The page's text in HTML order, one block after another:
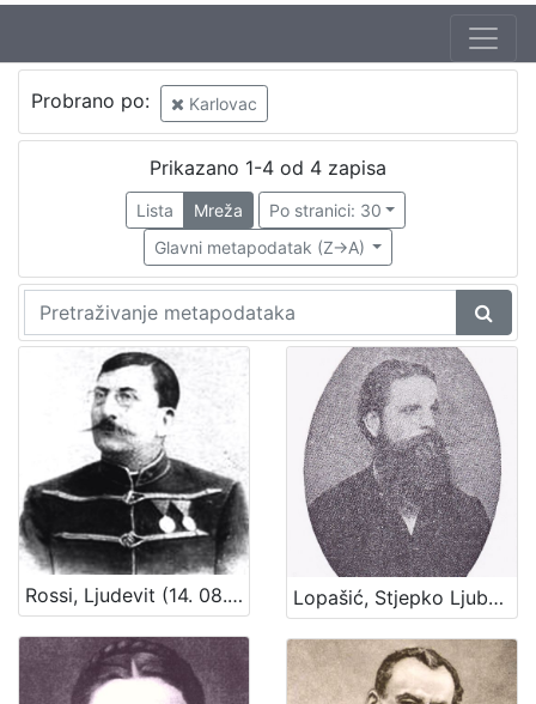
Probrano po: Karlovac
Prikazano 1-4 od 4 zapisa
Lista Mreža
Po stranici: 30
Glavni metapodatak (Z->A)
Rossi, Ljudevit (14. 08. 1850 – 4. 07. 1932) Lopašić, Stjepko Ljuboje (4. 02, 1828 – 1879)